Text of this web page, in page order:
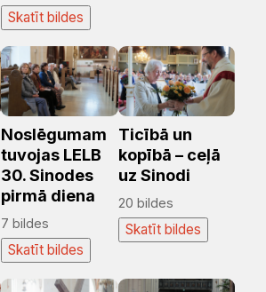
Skatīt bildes
Noslēgumam
tuvojas LELB
30. Sinodes
pirmā diena
7 bildes
Skatīt bildes
Ticībā un
kopībā – ceļā
uz Sinodi
20 bildes
Skatīt bildes